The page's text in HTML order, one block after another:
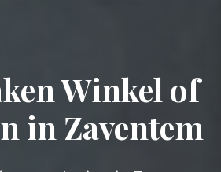
Winkel of
in Zaventem